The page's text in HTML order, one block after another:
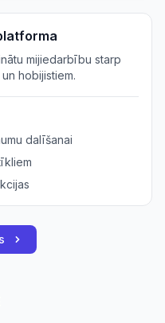
mijiedarbību starp
hobijistiem.
dalīšanai